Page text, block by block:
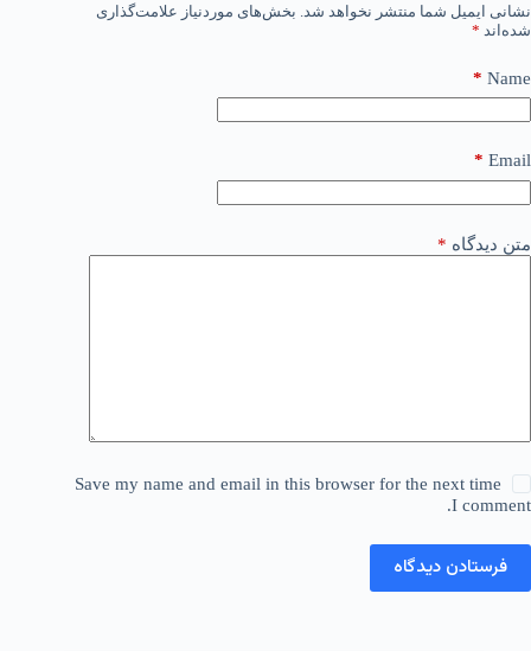
نشانی ایمیل شما منتشر نخواهد شد. بخش‌های موردنیاز علامت‌گذاری
شده‌اند *
Name
*
Email
*
متن دیدگاه *
Save my name and email in this browser for the next time
I comment.
فرستادن دیدگاه